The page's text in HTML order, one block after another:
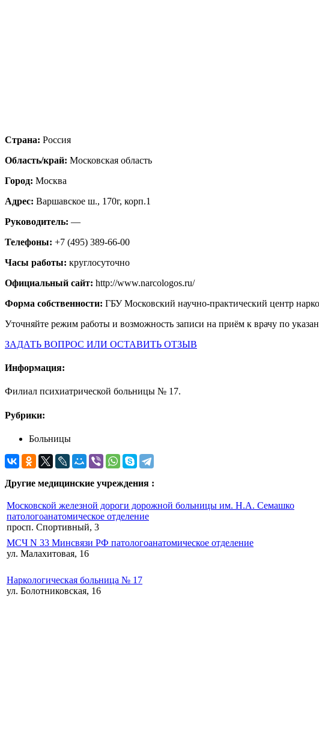
Страна: Россия
Область/край: Московская область
Город: Москва
Адрес: Варшавское ш., 170г, корп.1
Руководитель: —
Телефоны: +7 (495) 389-66-00
Часы работы: круглосуточно
Официальный сайт: http://www.narcologos.ru/
Форма собственности: ГБУ Московский научно-практический центр
Уточняйте режим работы и возможность записи на приём к врачу по
ЗАДАТЬ ВОПРОС ИЛИ ОСТАВИТЬ ОТЗЫВ
Информация:
Филиал психиатрической больницы № 17.
Рубрики:
Больницы
Другие медицинские учреждения :
Московской железной дороги дорожной больницы им. Н.А. Семашко
патологоанатомическое отделение
просп. Спортивный, 3
МСЧ N 33 Минсвязи РФ патологоанатомическое отделение
ул. Малахитовая, 16
Наркологическая больница № 17
ул. Болотниковская, 16